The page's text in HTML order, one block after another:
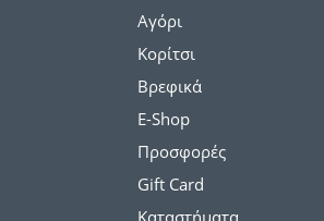
Αγόρι
Κορίτσι
Βρεφικά
E-Shop
Προσφορές
Gift Card
Καταστήματα